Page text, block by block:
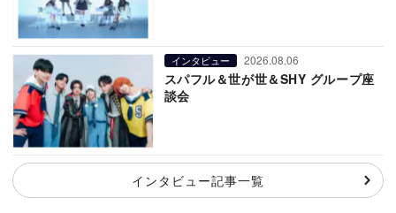
インタビュー 2026.08.06
スパフル＆世が世＆SHY グループ座
談会
インタビュー記事一覧